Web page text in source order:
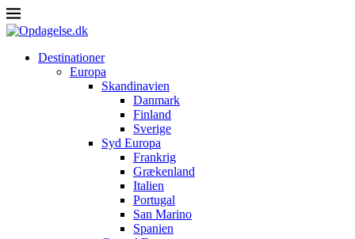
Destinationer
Europa
Skandinavien
Danmark
Finland
Sverige
Syd Europa
Frankrig
Grækenland
Italien
Portugal
San Marino
Spanien